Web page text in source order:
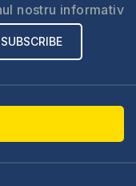
nostru informativ